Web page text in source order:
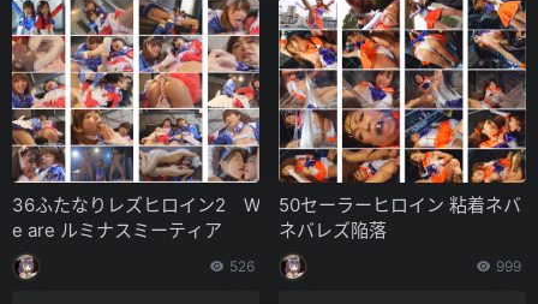
36ふたなりレズヒロイン2 W
e are ルミナスミーティア
526
50セーラーヒロイン 粘着ネバ
ネバレズ陥落
999